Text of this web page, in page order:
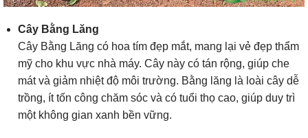
Cây Bằng Lăng
Cây Bằng Lăng có hoa tím đẹp mắt, mang lại vẻ đẹp thẩm
mỹ cho khu vực nhà máy. Cây này có tán rộng, giúp che
mát và giảm nhiệt độ môi trường. Bằng lăng là loài cây dễ
trồng, ít tốn công chăm sóc và có tuổi thọ cao, giúp duy trì
một không gian xanh bền vững.